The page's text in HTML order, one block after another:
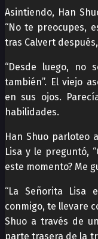
Asintiendo, Han
“No te preocupes,
tras Calvert
“Desde luego,
también”. El viejo
en sus ojos.
habilidades.
Han Shuo parloteo
Lisa y le preguntó,
este momento? Me
“La Señorita Lisa
conmigo, te llevare
Shuo a través de
parte trasera de la